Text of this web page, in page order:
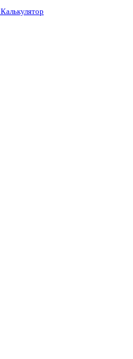
Калькулятор